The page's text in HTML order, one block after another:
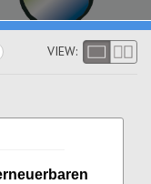
VIEW: